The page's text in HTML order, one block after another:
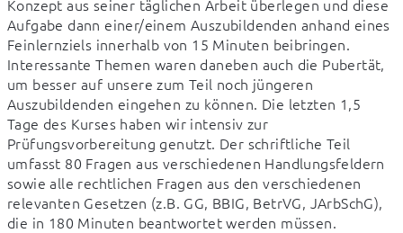
Konzept aus seiner täglichen Arbeit überlegen und diese
Aufgabe dann einer/einem Auszubildenden anhand eines
Feinlernziels innerhalb von 15 Minuten beibringen.
Interessante Themen waren daneben auch die Pubertät,
um besser auf unsere zum Teil noch jüngeren
Auszubildenden eingehen zu können. Die letzten 1,5
Tage des Kurses haben wir intensiv zur
Prüfungsvorbereitung genutzt. Der schriftliche Teil
umfasst 80 Fragen aus verschiedenen Handlungsfeldern
sowie alle rechtlichen Fragen aus den verschiedenen
relevanten Gesetzen (z.B. GG, BBIG, BetrVG, JArbSchG),
die in 180 Minuten beantwortet werden müssen.